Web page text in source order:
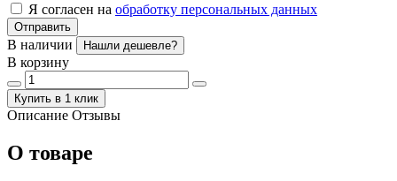
Я согласен на обработку персональных данных
Отправить
В наличии Нашли дешевле?
В корзину
Купить в 1 клик
Описание Отзывы
О товаре